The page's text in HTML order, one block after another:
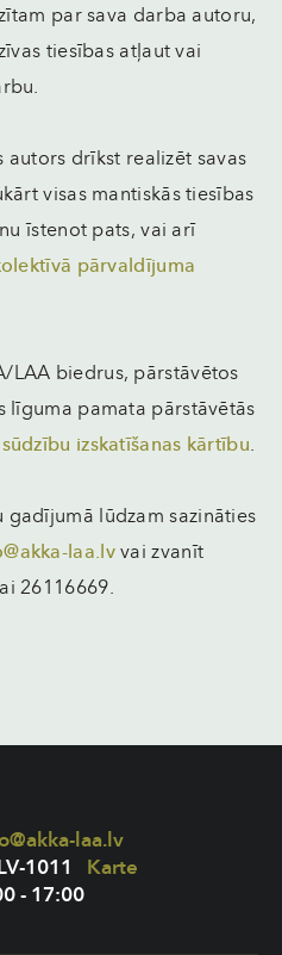
par sava darba autoru,
tiesības atļaut vai
autors drīkst realizēt savas
visas mantiskās tiesības
īstenot pats, vai arī
pārvaldījuma
LAA biedrus, pārstāvētos
līguma pamata pārstāvētās
sūdzību izskatīšanas kārtību.
lūdzam sazināties
laa.lvvai zvanīt
26116669.
laa.lv
1011
Karte
- 17:00